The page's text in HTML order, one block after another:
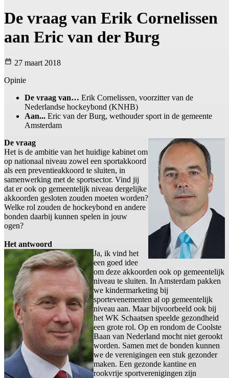
De vraag van Erik Cornelissen
aan Eric van der Burg
27 maart 2018
Opinie
De vraag van… Erik Cornelissen, voorzitter van de
Nederlandse hockeybond (KNHB)
Aan... Eric van der Burg, wethouder sport in de gemeente
Amsterdam
De vraag
Het is de ambitie van het huidige kabinet om
op nationaal niveau zowel een sportakkoord
als een preventieakkoord te sluiten, in
samenwerking met de sportsector. Vind jij
dat er ook op gemeentelijk niveau dergelijke
akkoorden gesloten zouden moeten worden?
Welke rol zouden de hockeybond en andere
bonden daarbij kunnen spelen in jouw
ogen?
Het antwoord
Ja, ik vind het
een goed idee
om deze akkoorden ook op gemeentelijk
niveau te sluiten. In Amsterdam pakken
we kindermarketing bij
sportevenementen al op gemeentelijk
niveau aan. Maar bijvoorbeeld ook bij
het WK Schaatsen speelde gezondheid
een grote rol. Op en rondom de Coolste
Baan van Nederland mocht niet gerookt
worden. Samen met de bonden kunnen
we de verenigingen een stuk gezonder
maken. Een gezonde kantine en
rookvrije sportverenigingen zijn